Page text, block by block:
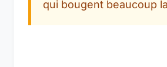
qui bougent beaucoup